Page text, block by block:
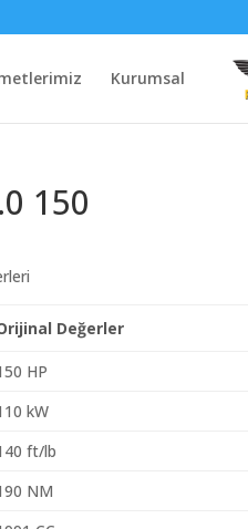
Kurumsal
150
Değerler
HP
kW
ft/lb
NM